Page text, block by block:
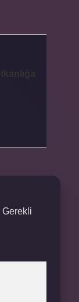
Gerekli